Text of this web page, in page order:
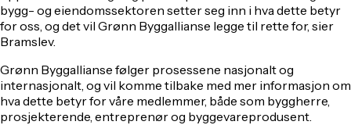
bygg- og eiendomssektoren setter seg inn i hva dette betyr
for oss, og det vil Grønn Byggallianse legge til rette for, sier
Bramslev.
Grønn Byggallianse følger prosessene nasjonalt og
internasjonalt, og vil komme tilbake med mer informasjon om
hva dette betyr for våre medlemmer, både som byggherre,
prosjekterende, entreprenør og byggevareprodusent.